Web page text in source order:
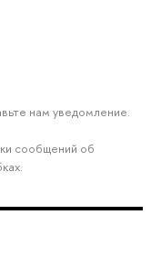
нам уведомление.
сообщений об